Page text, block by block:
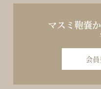
マスミ鞄嚢
会